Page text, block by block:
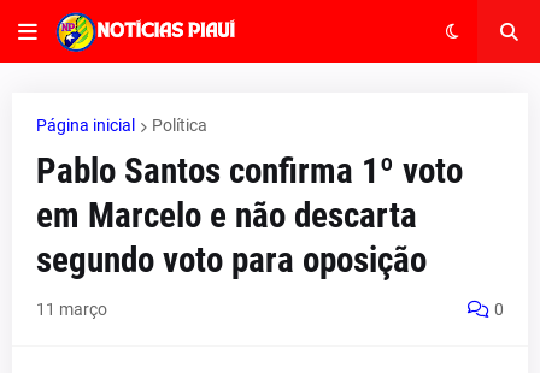
Página inicial Política
Pablo Santos confirma 1º voto
em Marcelo e não descarta
segundo voto para oposição
11 março 0